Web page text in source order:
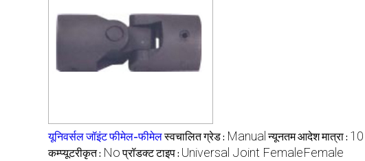
यूनिवर्सल जॉइंट फीमेल-फीमेलस्वचालित ग्रेड : Manual न्यूनतम आदेश मात्रा : 10
कम्प्यूटरीकृत : No प्रॉडक्ट टाइप : Universal Joint FemaleFemale